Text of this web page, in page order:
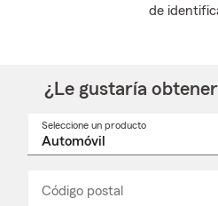
de
¿Le gustaría
Seleccione un producto
Código postal
_____